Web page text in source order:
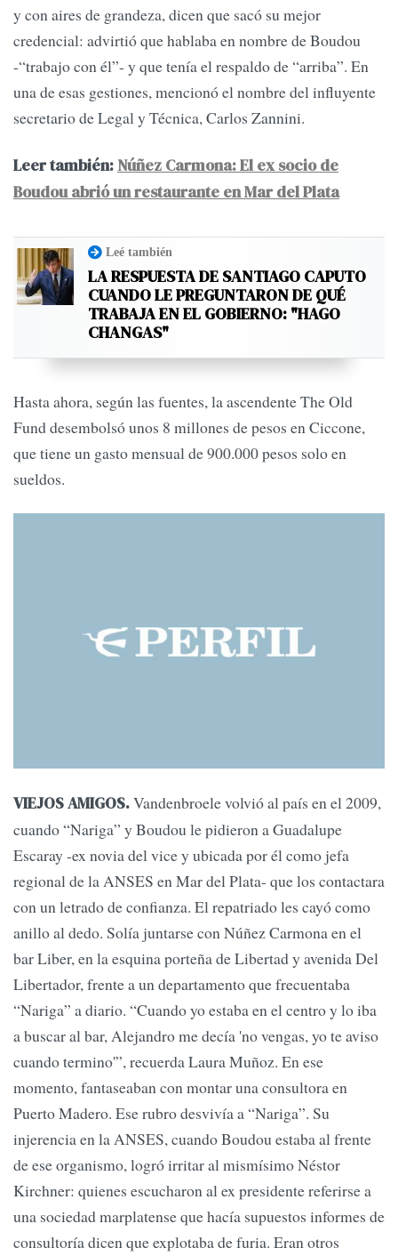
y con aires de grandeza, dicen que sacó su mejor
credencial: advirtió que hablaba en nombre de Boudou
-“trabajo con él”- y que tenía el respaldo de “arriba”. En
una de esas gestiones, mencionó el nombre del influyente
secretario de Legal y Técnica, Carlos Zannini.
Leer también: Núñez Carmona: El ex socio de
Boudou abrió un restaurante en Mar del Plata
Leé también
LA RESPUESTA DE SANTIAGO CAPUTO
CUANDO LE PREGUNTARON DE QUÉ
TRABAJA EN EL GOBIERNO: "HAGO
CHANGAS"
Hasta ahora, según las fuentes, la ascendente The Old
Fund desembolsó unos 8 millones de pesos en Ciccone,
que tiene un gasto mensual de 900.000 pesos solo en
sueldos.
VIEJOS AMIGOS.Vandenbroele volvió al país en el 2009,
cuando “Nariga” y Boudou le pidieron a Guadalupe
Escaray -ex novia del vice y ubicada por él como jefa
regional de la ANSES en Mar del Plata- que los contactara
con un letrado de confianza. El repatriado les cayó como
anillo al dedo. Solía juntarse con Núñez Carmona en el
bar Liber, en la esquina porteña de Libertad y avenida Del
Libertador, frente a un departamento que frecuentaba
“Nariga” a diario. “Cuando yo estaba en el centro y lo iba
a buscar al bar, Alejandro me decía 'no vengas, yo te aviso
cuando termino'”, recuerda Laura Muñoz. En ese
momento, fantaseaban con montar una consultora en
Puerto Madero. Ese rubro desvivía a “Nariga”. Su
injerencia en la ANSES, cuando Boudou estaba al frente
de ese organismo, logró irritar al mismísimo Néstor
Kirchner: quienes escucharon al ex presidente referirse a
una sociedad marplatense que hacía supuestos informes de
consultoría dicen que explotaba de furia. Eran otros